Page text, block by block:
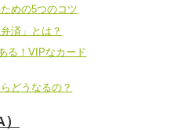
めの5つのコツ
済」とは？
る！VIPなカード
どうなるの？